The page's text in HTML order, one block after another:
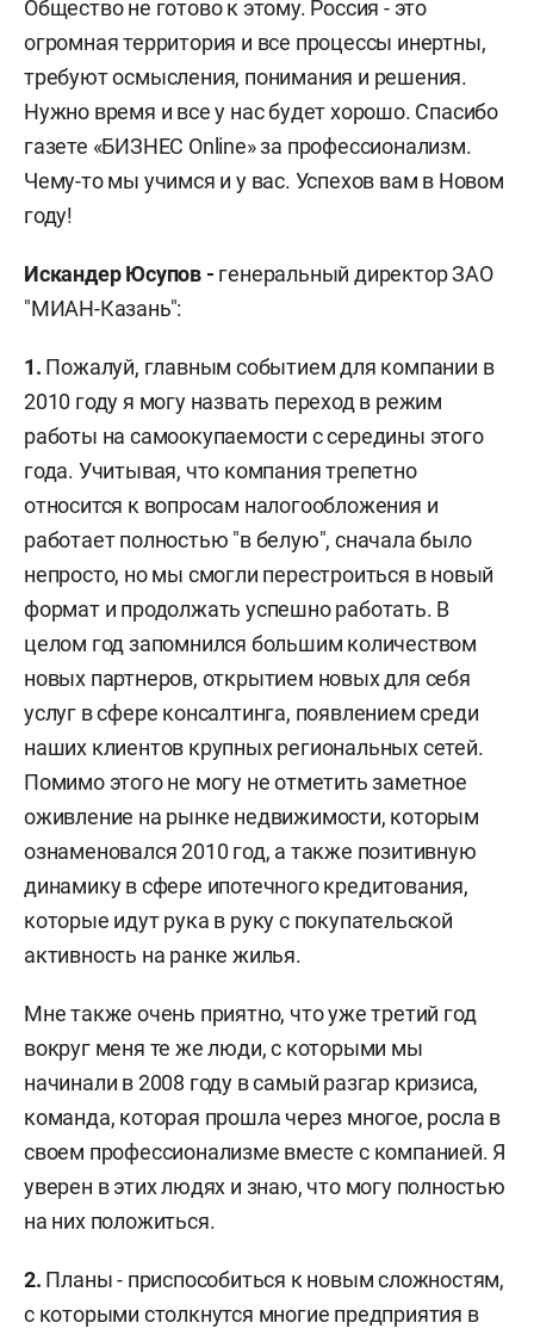
Общество не готово к этому. Россия - это
огромная территория и все процессы инертны,
требуют осмысления, понимания и решения.
Нужно время и все у нас будет хорошо. Спасибо
газете «БИЗНЕС Online» за профессионализм.
Чему-то мы учимся и у вас. Успехов вам в Новом
году!
Искандер Юсупов - генеральный директор ЗАО
"МИАН-Казань":
1. Пожалуй, главным событием для компании в
2010 году я могу назвать переход в режим
работы на самоокупаемости с середины этого
года. Учитывая, что компания трепетно
относится к вопросам налогообложения и
работает полностью "в белую", сначала было
непросто, но мы смогли перестроиться в новый
формат и продолжать успешно работать. В
целом год запомнился большим количеством
новых партнеров, открытием новых для себя
услуг в сфере консалтинга, появлением среди
наших клиентов крупных региональных сетей.
Помимо этого не могу не отметить заметное
оживление на рынке недвижимости, которым
ознаменовался 2010 год, а также позитивную
динамику в сфере ипотечного кредитования,
которые идут рука в руку с покупательской
активность на ранке жилья.
Мне также очень приятно, что уже третий год
вокруг меня те же люди, с которыми мы
начинали в 2008 году в самый разгар кризиса,
команда, которая прошла через многое, росла в
своем профессионализме вместе с компанией. Я
уверен в этих людях и знаю, что могу полностью
на них положиться.
2. Планы - приспособиться к новым сложностям,
с которыми столкнутся многие предприятия в